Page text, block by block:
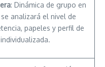
: Dinámica de grupo en
analizará el nivel de
papeles y perfil de